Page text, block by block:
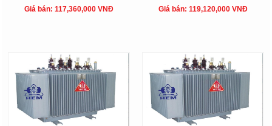
Giá bán: 117,360,000 VNĐ
Giá bán: 119,120,000 VNĐ